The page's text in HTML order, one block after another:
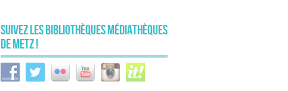
Suivez les Bibliothèques Médiathèques
de Metz !